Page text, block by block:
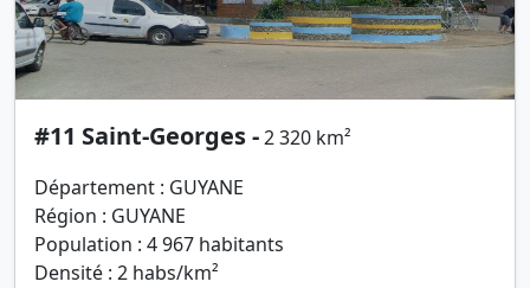
#11 Saint-Georges -2 320 km²
Département : GUYANE
Région : GUYANE
Population : 4 967 habitants
Densité : 2 habs/km²